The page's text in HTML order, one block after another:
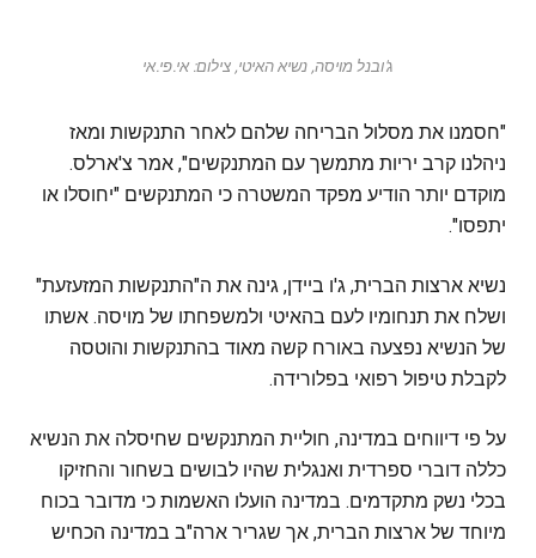
ג'ובנל מויסה, נשיא האיטי, צילום: אי.פי.אי
"חסמנו את מסלול הבריחה שלהם לאחר התנקשות ומאז
ניהלנו קרב יריות מתמשך עם המתנקשים", אמר צ'ארלס.
מוקדם יותר הודיע מפקד המשטרה כי המתנקשים "יחוסלו או
יתפסו".
נשיא ארצות הברית, ג'ו ביידן, גינה את ה"התנקשות המזעזעת"
ושלח את תנחומיו לעם בהאיטי ולמשפחתו של מויסה. אשתו
של הנשיא נפצעה באורח קשה מאוד בהתנקשות והוטסה
לקבלת טיפול רפואי בפלורידה.
על פי דיווחים במדינה, חוליית המתנקשים שחיסלה את הנשיא
כללה דוברי ספרדית ואנגלית שהיו לבושים בשחור והחזיקו
בכלי נשק מתקדמים. במדינה הועלו האשמות כי מדובר בכוח
מיוחד של ארצות הברית, אך שגריר ארה"ב במדינה הכחיש